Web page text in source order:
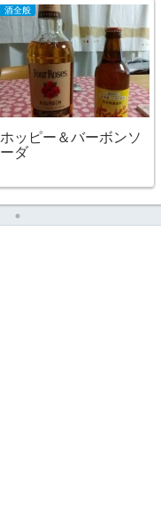
酒全般
ホッピー＆バーボンソ
ーダ